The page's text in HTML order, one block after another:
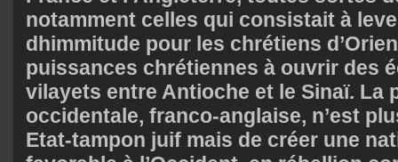
notamment celles qui consistait à
dhimmitude pour les chrétiens
puissances chrétiennes à ouvrir des
vilayets entre Antioche et le Sinaï. La
occidentale, franco-anglaise, n’est
Etat-tampon juif mais de créer une